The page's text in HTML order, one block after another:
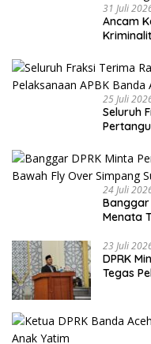
31 Juli
Ancam
25 Juli
Seluruh
24 Juli
Banggar
Menata
23 Juli
DPRK
Tegas